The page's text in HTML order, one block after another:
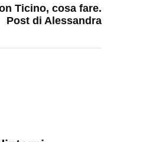
Ticino, cosa fare.
Post di Alessandra